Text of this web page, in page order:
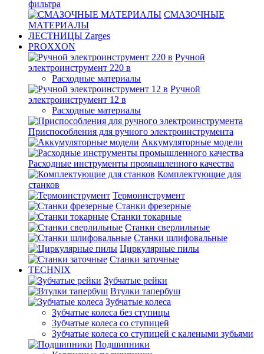
фильтра
СМАЗОЧНЫЕ
МАТЕРИАЛЫ
ЛЕСТНИЦЫ Zarges
PROXXON
Ручной
электроинструмент 220 в
Расходные материалы
Ручной
электроинструмент 12 в
Расходные материалы
Приспособления для ручного электроинструмента
Аккумуляторные модели
Расходные инструменты промышленного качества
Комплектующие для
станков
Термоинструмент
Станки фрезерные
Станки токарные
Станки сверлильные
Станки шлифовальные
Циркулярные пилы
Станки заточные
TECHNIX
Зубчатые рейки
Втулки тапербуш
Зубчатые колеса
Зубчатые колеса без ступицы
Зубчатые колеса со ступицей
Зубчатые колеса со ступицей с калеными зубьями
Подшипники